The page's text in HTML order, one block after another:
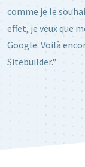
comme je le
effet, je veux que
Google. Voilà
Sitebuilder."